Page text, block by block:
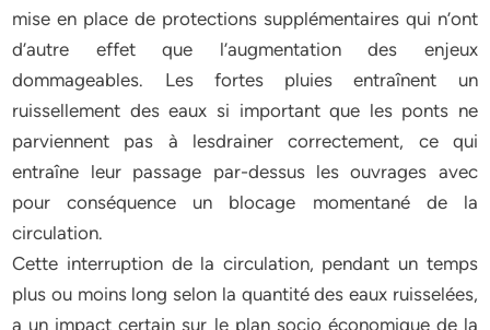
mise en place de protections supplémentaires qui n’ont
d’autre effet que l’augmentation des enjeux
dommageables. Les fortes pluies entraînent un
ruissellement des eaux si important que les ponts ne
parviennent pas à lesdrainer correctement, ce qui
entraîne leur passage par-dessus les ouvrages avec
pour conséquence un blocage momentané de la
circulation.
Cette interruption de la circulation, pendant un temps
plus ou moins long selon la quantité des eaux ruisselées,
a un impact certain sur le plan socio économique de la